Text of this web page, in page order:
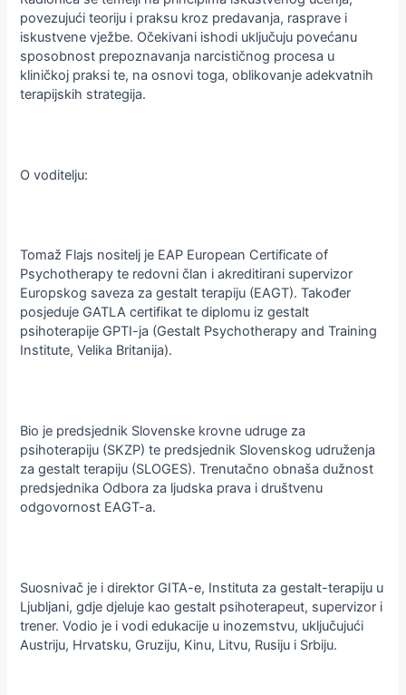
povezujući teoriju i praksu kroz predavanja, rasprave i
iskustvene vježbe. Očekivani ishodi uključuju povećanu
sposobnost prepoznavanja narcističnog procesa u
kliničkoj praksi te, na osnovi toga, oblikovanje adekvatnih
terapijskih strategija.
O voditelju:
Tomaž Flajs nositelj je EAP European Certificate of
Psychotherapy te redovni član i akreditirani supervizor
Europskog saveza za gestalt terapiju (EAGT). Također
posjeduje GATLA certifikat te diplomu iz gestalt
psihoterapije GPTI-ja (Gestalt Psychotherapy and Training
Institute, Velika Britanija).
Bio je predsjednik Slovenske krovne udruge za
psihoterapiju (SKZP) te predsjednik Slovenskog udruženja
za gestalt terapiju (SLOGES). Trenutačno obnaša dužnost
predsjednika Odbora za ljudska prava i društvenu
odgovornost EAGT-a.
Suosnivač je i direktor GITA-e, Instituta za gestalt-terapiju u
Ljubljani, gdje djeluje kao gestalt psihoterapeut, supervizor i
trener. Vodio je i vodi edukacije u inozemstvu, uključujući
Austriju, Hrvatsku, Gruziju, Kinu, Litvu, Rusiju i Srbiju.